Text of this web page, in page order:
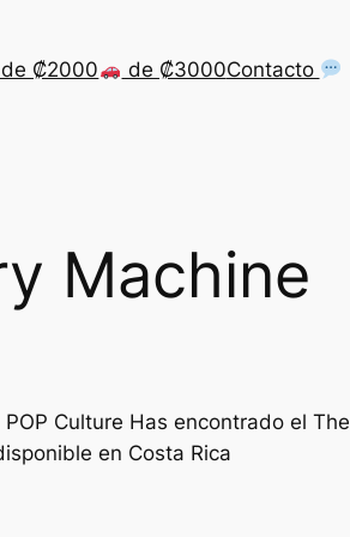
de ₡2000 de ₡3000Contacto
Machine
Culture Has encontrado el The
en Costa Rica